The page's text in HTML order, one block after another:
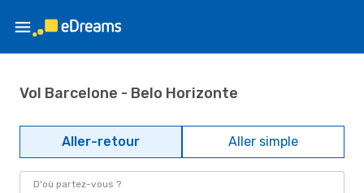
Vol Barcelone - Belo Horizonte
Aller-retour Aller simple
D'où partez-vous ?